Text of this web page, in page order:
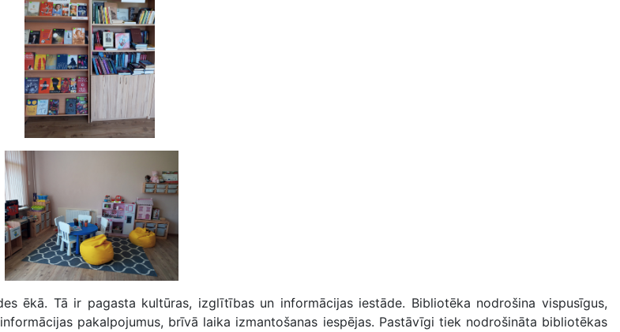
ēkā. Tā ir pagasta kultūras, izglītības un informācijas iestāde. Bibliotēka nodrošina vispusīgus,
pakalpojumus, brīvā laika izmantošanas iespējas. Pastāvīgi tiek nodrošināta bibliotēkas